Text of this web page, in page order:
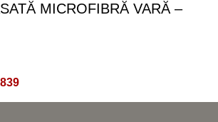
MICROFIBRĂ VARĂ –
839